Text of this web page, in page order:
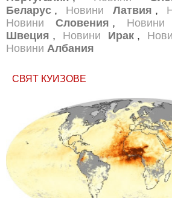
Беларус , Новини Латвия ,
Новини
Словения , Новини
Швеция , Новини Ирак ,
Новини Албания
СВЯТ КУИЗОВЕ